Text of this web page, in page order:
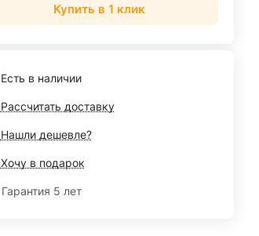
Купить в 1 клик
Есть в наличии
Рассчитать доставку
Нашли дешевле?
Хочу в подарок
Гарантия 5 лет